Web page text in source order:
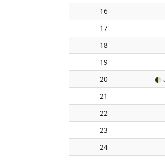
16
17
18
19
20
🌓
21
22
23
24